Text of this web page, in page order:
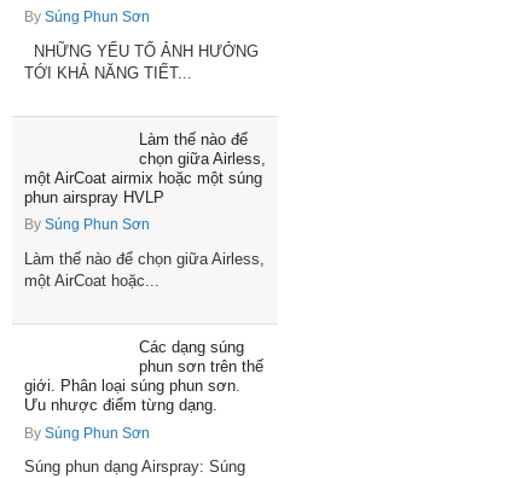
By Súng Phun Sơn
NHỮNG YẾU TỐ ẢNH HƯỞNG
TỚI KHẢ NĂNG TIẾT...
Làm thế nào để
chọn giữa Airless,
một AirCoat airmix hoặc một súng
phun airspray HVLP
By Súng Phun Sơn
Làm thế nào để chọn giữa Airless,
một AirCoat hoặc...
Các dạng súng
phun sơn trên thế
giới. Phân loại súng phun sơn.
Ưu nhược điểm từng dạng.
By Súng Phun Sơn
Súng phun dạng Airspray: Súng